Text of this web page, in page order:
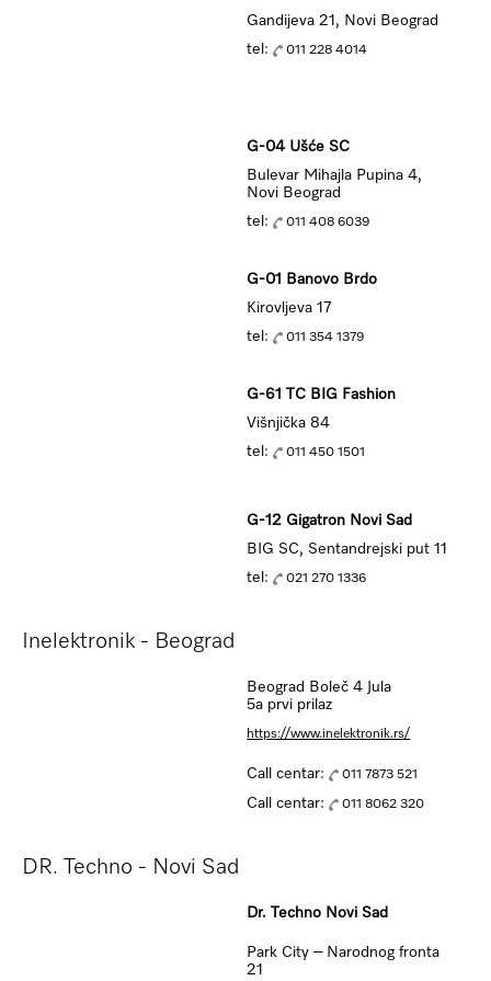
Gandijeva 21, Novi Beograd
tel:
011 228 4014
G-04 Ušće SC
Bulevar Mihajla Pupina 4,
Novi Beograd
tel:
011 408 6039
G-01 Banovo Brdo
Kirovljeva 17
tel:
011 354 1379
G-61 TC BIG Fashion
Višnjička 84
tel:
011 450 1501
G-12 Gigatron Novi Sad
BIG SC, Sentandrejski put 11
tel:
021 270 1336
Inelektronik - Beograd
Beograd Boleč 4 Jula
5a prvi prilaz
https://www.inelektronik.rs/
Call centar: 011 7873 521
Call centar: 011 8062 320
DR. Techno - Novi Sad
Dr. Techno Novi Sad
Park City – Narodnog fronta
21